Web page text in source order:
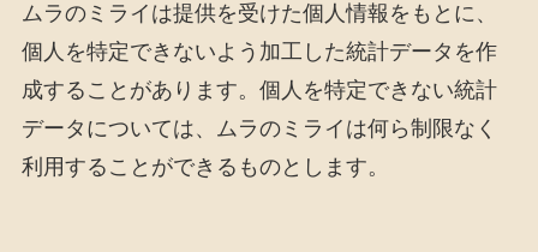
ムラのミライは提供を受けた個人情報をもとに、
個人を特定できないよう加工した統計データを作
成することがあります。個人を特定できない統計
データについては、ムラのミライは何ら制限なく
利用することができるものとします。